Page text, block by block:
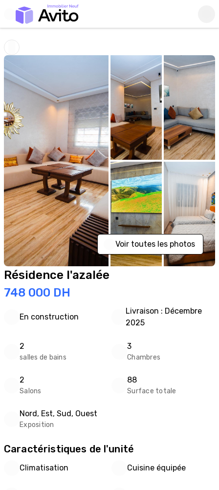
Voir toutes les photos
Résidence l'azalée
748 000 DH
En construction
Livraison : Décembre
2025
2
salles de bains
3
Chambres
2
Salons
88
Surface totale
Nord, Est, Sud, Ouest
Exposition
Caractéristiques de l'unité
Climatisation Cuisine équipée